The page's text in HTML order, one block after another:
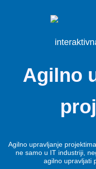
Agilno
Agilno upravljanje
ne samo u IT industriji,
agilno upravljati